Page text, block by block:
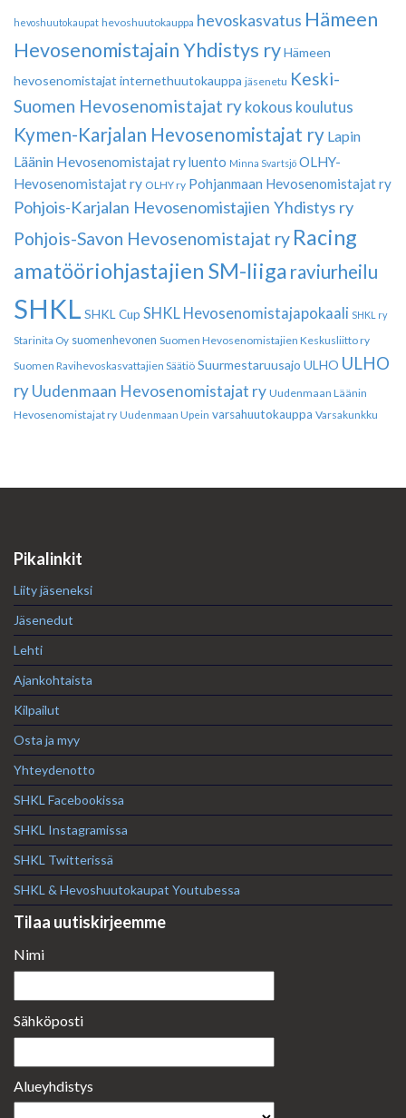
hevoshuutokaupat hevoshuutokauppa hevoskasvatus Hämeen
Hevosenomistajain Yhdistys ryHämeen
hevosenomistajat internethuutokauppa jäsenetu Keski-
Suomen Hevosenomistajat ry kokous koulutus
Kymen-Karjalan Hevosenomistajat ry Lapin
Läänin Hevosenomistajat ryluento Minna Svartsjö OLHY-
Hevosenomistajat ry OLHY ry Pohjanmaan Hevosenomistajat ry
Pohjois-Karjalan Hevosenomistajien Yhdistys ry
Pohjois-Savon Hevosenomistajat ry Racing
amatööriohjastajien SM-liiga raviurheilu
SHKL SHKL Cup SHKL Hevosenomistajapokaali SHKL ry
Starinita Oy suomenhevonen Suomen Hevosenomistajien Keskusliitto ry
Suomen Ravihevoskasvattajien Säätiö Suurmestaruusajo ULHO ULHO
ryUudenmaan Hevosenomistajat ry Uudenmaan Läänin
Hevosenomistajat ry Uudenmaan Upein varsahuutokauppa Varsakunkku
Pikalinkit
Liity jäseneksi
Jäsenedut
Lehti
Ajankohtaista
Kilpailut
Osta ja myy
Yhteydenotto
SHKL Facebookissa
SHKL Instagramissa
SHKL Twitterissä
SHKL & Hevoshuutokaupat Youtubessa
Tilaa uutiskirjeemme
Nimi
Sähköposti
Alueyhdistys